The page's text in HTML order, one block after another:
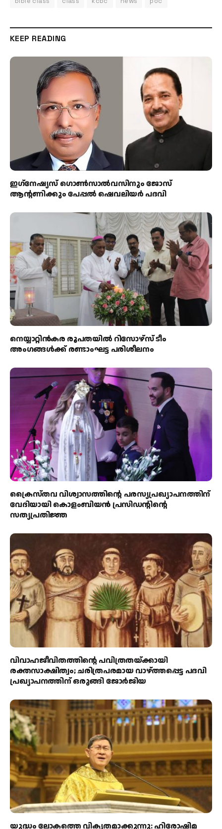
KEEP READING
ഇഗ്‌നേഷ്യസ് ഗൊൺസാൽവസിനും ജോസ്
ആന്റണിക്കും പേപ്പൽ ഷെവലിയർ പദവി
നെയ്യാറ്റിൻകര രൂപതയിൽ റിസോഴ്സ് ടീം
അംഗങ്ങൾക്ക് രണ്ടാംഘട്ട പരിശീലനം
ക്രൈസ്തവ വിശ്വാസത്തിന്റെ പരസ്യപ്രഖ്യാപനത്തിന്
വേദിയായി കൊളംബിയൻ പ്രസിഡന്റിന്റെ
സത്യപ്രതിജ്ഞ
വിവാഹജീവിതത്തിന്റെ പവിത്രതയ്ക്കായി
രക്തസാക്ഷിത്വം; ചരിത്രപരമായ വാഴ്ത്തപ്പെട്ട പദവി
പ്രഖ്യാപനത്തിന് ഒരുങ്ങി ജോര്‍ജിയ
യുദ്ധം ലോകത്തെ വികൃതമാക്കുന്നു: ഹിരോഷിമ